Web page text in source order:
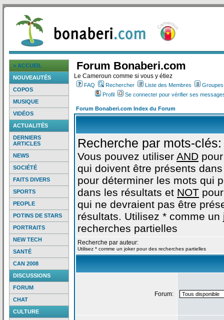
> ACCUEIL
NOUVEAUTÉS
COPOS
MUSIQUE
VIDÉOS
ACTUALITÉS
DERNIERS
ARTICLES
NEWS
SOCIÉTÉ
FAITS DIVERS
SPORTS
PEOPLE
POTINS DE STARS
PORTRAITS
NEW TECH
SANTÉ
CAN 2008
DISCUSSIONS
FORUM
CHAT
CULTURE
Forum Bonaberi.com
Le Cameroun comme si vous y étiez
FAQ Rechercher Liste des Membres
Profil
Se connecter pour vérifier ses
Forum Bonaberi.com Index du Forum
Recherche par mots-clés:
Vous pouvez utiliser AND
qui doivent être présents
pour déterminer les mots qui
dans les résultats et NOT
qui ne devraient pas être
résultats. Utilisez * comme un
recherches partielles
Recherche par auteur:
Utilisez * comme un joker pour des recherches partielles
Forum: